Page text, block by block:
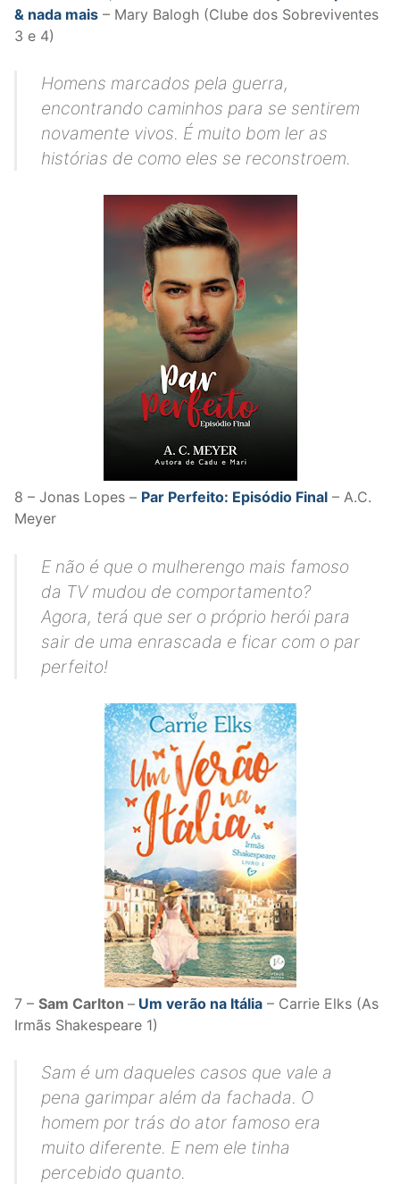
& nada mais – Mary Balogh (Clube dos Sobreviventes
3 e 4)
Homens marcados pela guerra,
encontrando caminhos para se sentirem
novamente vivos. É muito bom ler as
histórias de como eles se reconstroem.
8 – Jonas Lopes – Par Perfeito: Episódio Final – A.C.
Meyer
E não é que o mulherengo mais famoso
da TV mudou de comportamento?
Agora, terá que ser o próprio herói para
sair de uma enrascada e ficar com o par
perfeito!
7 – Sam Carlton – Um verão na Itália – Carrie Elks (As
Irmãs Shakespeare 1)
Sam é um daqueles casos que vale a
pena garimpar além da fachada. O
homem por trás do ator famoso era
muito diferente. E nem ele tinha
percebido quanto.